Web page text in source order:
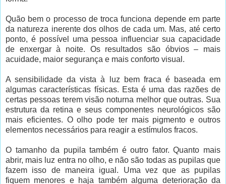
Quão bem o processo de troca funciona depende em parte
da natureza inerente dos olhos de cada um. Mas, até certo
ponto, é possível uma pessoa influenciar sua capacidade
de enxergar à noite. Os resultados são óbvios – mais
acuidade, maior segurança e mais conforto visual.
A sensibilidade da vista à luz bem fraca é baseada em
algumas características físicas. Esta é uma das razões de
certas pessoas terem visão noturna melhor que outras. Sua
estrutura da retina e seus componentes neurológicos são
mais eficientes. O olho pode ter mais pigmento e outros
elementos necessários para reagir a estímulos fracos.
O tamanho da pupila também é outro fator. Quanto mais
abrir, mais luz entra no olho, e não são todas as pupilas que
fazem isso de maneira igual. Uma vez que as pupilas
fiquem menores e haja também alguma deterioração da